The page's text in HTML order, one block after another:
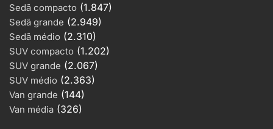
Sedã compacto (1.847)
Sedã grande (2.949)
Sedã médio (2.310)
SUV compacto (1.202)
SUV grande (2.067)
SUV médio (2.363)
Van grande (144)
Van média (326)